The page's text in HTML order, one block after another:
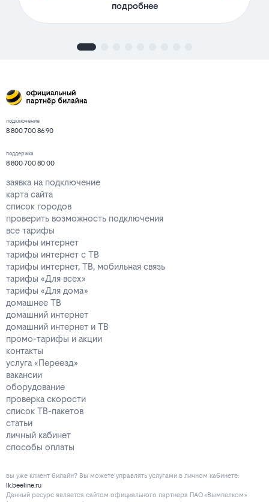
подробнее
подключение
8 800 700 86 90
поддержка
8 800 700 80 00
заявка на подключение
карта сайта
список городов
проверить возможность подключения
все тарифы
тарифы интернет
тарифы интернет с ТВ
тарифы интернет, ТВ, мобильная связь
тарифы «Для всех»
тарифы «Для дома»
домашнее ТВ
домашний интернет
домашний интернет и ТВ
промо-тарифы и акции
контакты
услуга «Переезд»
вакансии
оборудование
проверка скорости
список ТВ-пакетов
статьи
личный кабинет
способы оплаты
вы уже клиент билайн? Вы можете управлять услугами в личнoм кaбинeтe:
lk.beeline.ru
Данный ресурс является сайтом официального партнера ПАО «Вымпелком»